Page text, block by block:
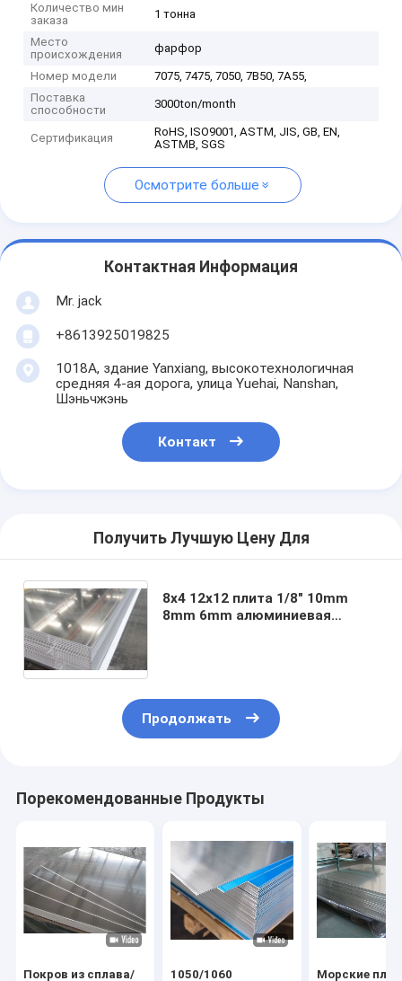
Количество мин
заказа
1 тонна
Место
происхождения
фарфор
Номер модели
7075, 7475, 7050, 7B50, 7A55,
Поставка
способности
3000ton/month
Сертификация
RoHS, ISO9001, ASTM, JIS, GB, EN,
ASTMB, SGS
Осмотрите больше
Контактная Информация
Mr. jack
+8613925019825
1018A, здание Yanxiang, высокотехнологичная
средняя 4-ая дорога, улица Yuehai, Nanshan,
Шэньчжэнь
Контакт
Получить Лучшую Цену Для
8x4 12x12 плита 1/8" 10mm
8mm 6mm алюминиевая
Продолжать
Порекомендованные Продукты
Покров из сплава/ 1050/1060 Морские